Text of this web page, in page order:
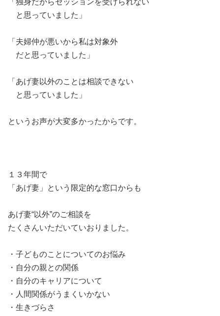
「独身だからセッションを受けられない
と思っていました」
「夫婦仲が悪いから私は対象外
だと思っていました」
「あげ妻以外のことは相談できない
と思っていました」
というお声が大変多かったからです。
１３年間で
「あげ妻」という限定的な窓口からも
あげ妻“以外”のご相談を
たくさんいただいていおりました。
・子どものことについてのお悩み
・自分の親との関係
・自分のキャリアについて
・人間関係がうまくいかない
・生きづらさ